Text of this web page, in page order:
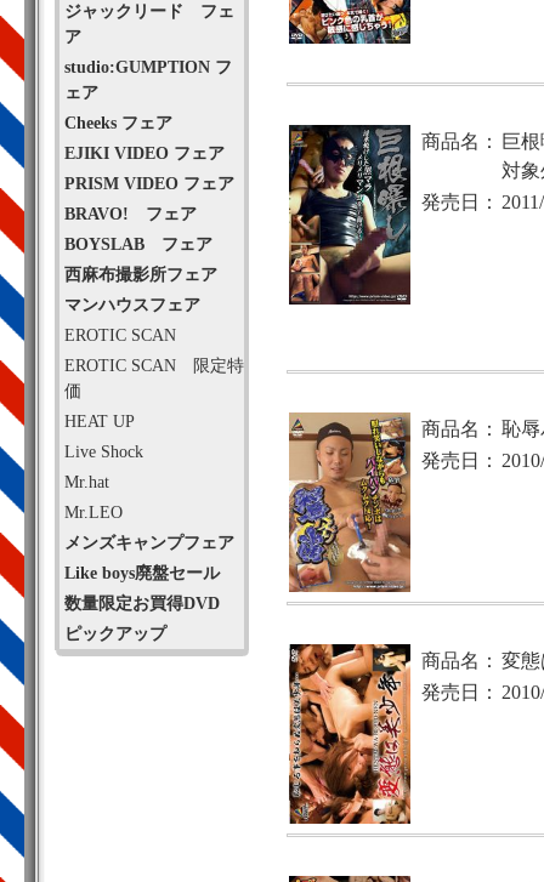
ジャックリード フェ
ア
studio:GUMPTION フ
ェア
Cheeks フェア
EJIKI VIDEO フェア
PRISM VIDEO フェア
BRAVO! フェア
BOYSLAB フェア
西麻布撮影所フェア
マンハウスフェア
EROTIC SCAN
EROTIC SCAN 限定特
価
HEAT UP
Live Shock
Mr.hat
Mr.LEO
メンズキャンプフェア
Like boys廃盤セール
数量限定お買得DVD
ピックアップ
商品名：
巨
対
発売日：
商品名： 恥
発売日：
商品名： 変
発売日：